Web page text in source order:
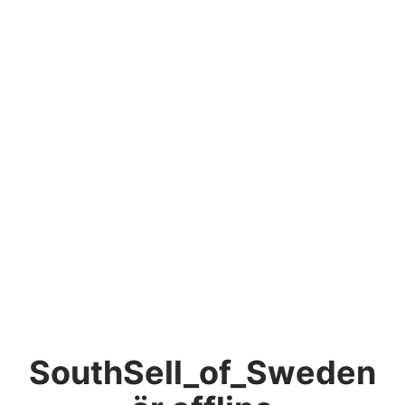
SouthSell_of_Sweden